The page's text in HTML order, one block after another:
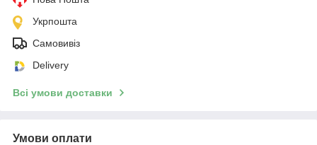
Укрпошта
Самовивіз
Delivery
Всі умови доставки
Умови оплати